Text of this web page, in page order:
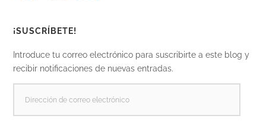
¡SUSCRÍBETE!
Introduce tu correo electrónico para suscribirte a este blog y
recibir notificaciones de nuevas entradas.
CORREO